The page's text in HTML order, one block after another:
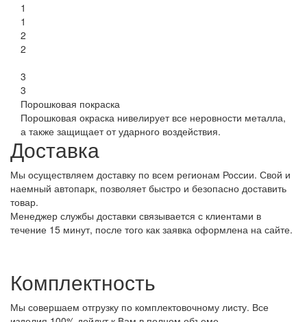
1
1
2
2
3
3
Порошковая покраска
Порошковая окраска нивелирует все неровности металла,
а также защищает от ударного воздействия.
Доставка
Мы осуществляем доставку по всем регионам России. Свой и
наемный автопарк, позволяет быстро и безопасно доставить
товар.
Менеджер службы доставки связывается с клиентами в
течение 15 минут, после того как заявка оформлена на сайте.
Комплектность
Мы совершаем отгрузку по комплектовочному листу. Все